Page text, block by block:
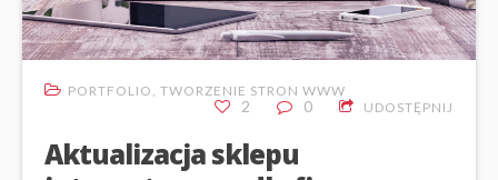
PORTFOLIO , TWORZENIE STRON WWW
2 0 UDOSTĘPNIJ
Aktualizacja sklepu